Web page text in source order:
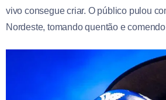
vivo consegue criar. O público pulou
Nordeste, tomando quentão e